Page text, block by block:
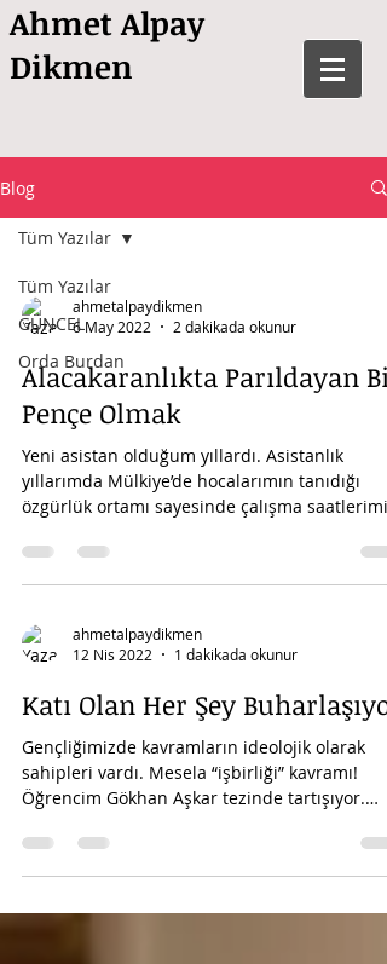
Ahmet Alpay
Dikmen
Blog
Tüm Yazılar
GÜNCEL
Orda Burdan
Tüm Yazılar
ahmetalpaydikmen
6 May 2022
2 dakikada okunur
Alacakaranlıkta Parıldayan Bir
Pençe Olmak
Yeni asistan olduğum yıllardı. Asistanlık
yıllarımda Mülkiye’de hocalarımın tanıdığı
özgürlük ortamı sayesinde çalışma saatlerimi
ahmetalpaydikmen
12 Nis 2022
1 dakikada okunur
Katı Olan Her Şey Buharlaşıyor
Gençliğimizde kavramların ideolojik olarak
sahipleri vardı. Mesela “işbirliği” kavramı!
Öğrencim Gökhan Aşkar tezinde tartışıyor.